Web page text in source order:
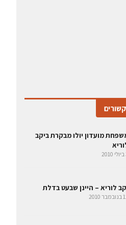
מועדון יולו מבקרת ביקב
לוריא – היינן שבעט בדלת
2010